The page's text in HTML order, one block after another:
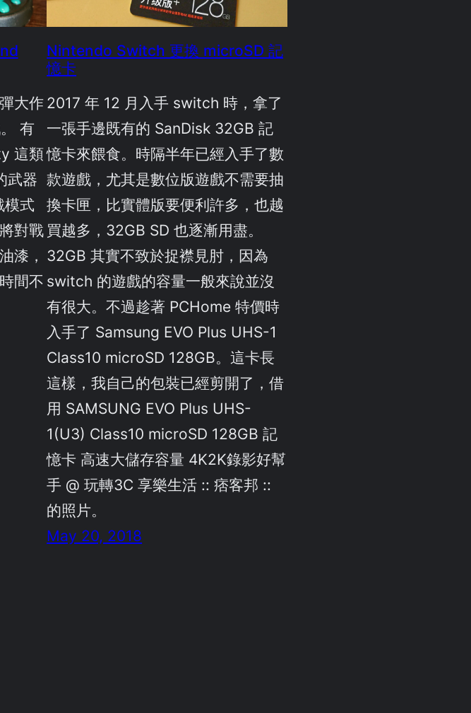
大作
有
這類
武器
模式
對戰
漆，
間不
Nintendo Switch 更換 microSD 記
憶卡
2017 年 12 月入手 switch 時，拿了
一張手邊既有的 SanDisk 32GB 記
憶卡來餵食。時隔半年已經入手了數
款遊戲，尤其是數位版遊戲不需要抽
換卡匣，比實體版要便利許多，也越
買越多，32GB SD 也逐漸用盡。
32GB 其實不致於捉襟見肘，因為
switch 的遊戲的容量一般來說並沒
有很大。不過趁著 PCHome 特價時
入手了 Samsung EVO Plus UHS-1
Class10 microSD 128GB。這卡長
這樣，我自己的包裝已經剪開了，借
用 SAMSUNG EVO Plus UHS-
1(U3) Class10 microSD 128GB 記
憶卡 高速大儲存容量 4K2K錄影好幫
手 @ 玩轉3C 享樂生活 :: 痞客邦 ::
的照片。
May 20, 2018